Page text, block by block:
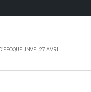
JNVE. 27 AVRIL